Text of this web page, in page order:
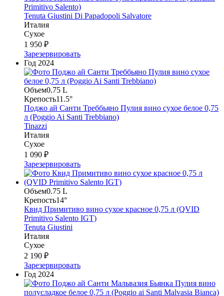
Primitivo Salento)
Tenuta Giustini Di Papadopoli Salvatore
Италия
Сухое
1 950 ₽
Зарезервировать
Год 2024
Объем0.75 L
Крепость11.5°
Поджо ай Санти Треббьяно Пулия вино сухое белое 0,75
л (Poggio Ai Santi Trebbiano)
Tinazzi
Италия
Сухое
1 090 ₽
Зарезервировать
Объем0.75 L
Крепость14°
Квид Примитиво вино сухое красное 0,75 л (QVID
Primitivo Salento IGT)
Tenuta Giustini
Италия
Сухое
2 190 ₽
Зарезервировать
Год 2024